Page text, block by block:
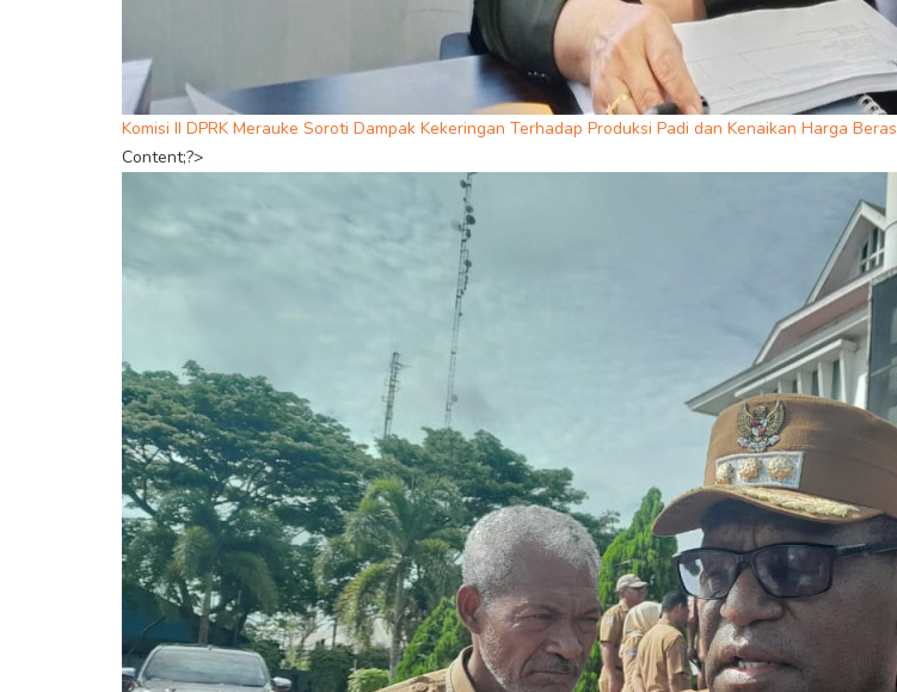
Komisi II DPRK Merauke Soroti Dampak Kekeringan Terhadap Produksi Padi dan Kenaikan Harga Beras
Content;?>